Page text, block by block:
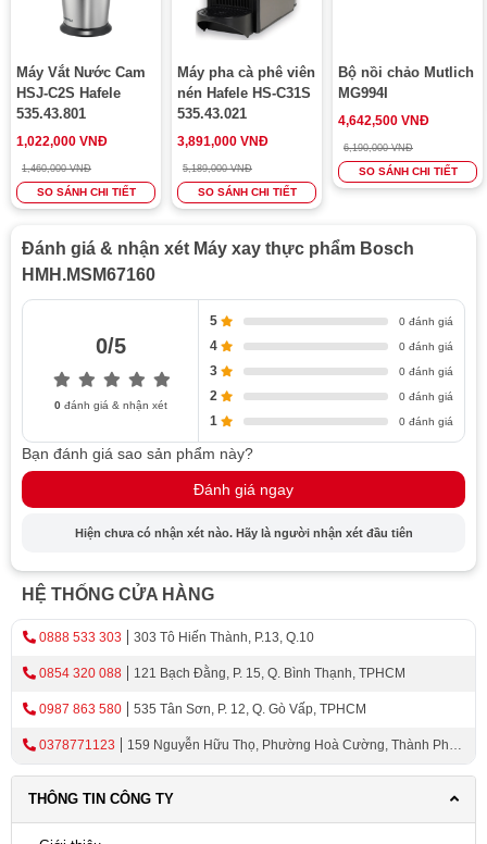
Plug type: ................................................Gardy plug without
earthing
Included accessories: .... 1 x stainless steel mixing wand,
1 x beating
whisk, 1 x universal shredder, 1 x mixing/measuring
beaker with spout
Máy Vắt Nước Cam
HSJ-C2S Hafele
535.43.801
1,022,000 VNĐ
1,460,000 VNĐ
SO SÁNH CHI TIẾT
Máy pha cà phê viên
nén Hafele HS-C31S
535.43.021
3,891,000 VNĐ
5,189,000 VNĐ
SO SÁNH CHI TIẾT
Bộ nồi chảo Mutlich
MG994I
4,642,500 VNĐ
6,190,000 VNĐ
SO SÁNH CHI TIẾT
Đánh giá & nhận xét Máy xay thực phẩm Bosch
HMH.MSM67160
0/5
0đánh giá & nhận xét
5 0 đánh giá
4 0 đánh giá
3 0 đánh giá
2 0 đánh giá
1 0 đánh giá
Bạn đánh giá sao sản phẩm này?
Đánh giá ngay
Hiện chưa có nhận xét nào. Hãy là người nhận xét đầu tiên
HỆ THỐNG CỬA HÀNG
0888 533 303 303 Tô Hiến Thành, P.13, Q.10
0854 320 088 121 Bạch Đằng, P. 15, Q. Bình Thạnh, TPHCM
0987 863 580 535 Tân Sơn, P. 12, Q. Gò Vấp, TPHCM
0378771123
159 Nguyễn Hữu Thọ, Phường Hoà Cường, Thành Phố
THÔNG TIN CÔNG TY